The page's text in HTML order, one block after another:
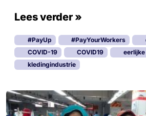
Lees verder »
#PayUp #PayYourWorkers
COVID-19
COVID19
kledingindustrie